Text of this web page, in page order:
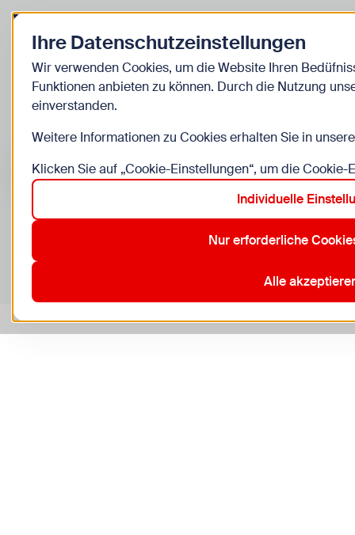
Zurück zur Startseite
Kinder
Veranstaltungen in Wien im Bereich “Kinder”
15. Rudolfsheim-Fünfhaus
Zurücksetzen
Ihre Datenschutzeinstellungen
Wir verwenden Cookies, um die Website Ihren
Funktionen anbieten zu können. Durch die Nutzung
einverstanden.
Weitere Informationen zu Cookies erhalten Sie in
Klicken Sie auf „Cookie-Einstellungen“, um die
Individuelle
Nur erforderliche
Alle